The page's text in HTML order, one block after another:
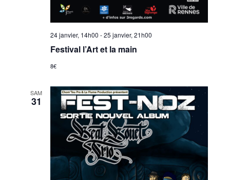
24 janvier, 14h00 -25 janvier, 21h00
Festival l’Art et la main
8€
SAM
31